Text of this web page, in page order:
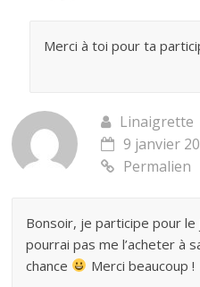
Merci à toi pour ta
Linaigrette
9 janvier
Permalien
Bonsoir, je participe pour le
pourrai pas me l’acheter à
chance
Merci beaucoup !